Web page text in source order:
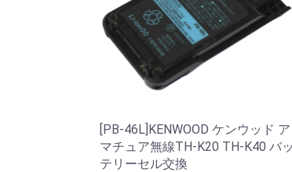
[PB-46L]KENWOOD ケンウッド ア
マチュア無線TH-K20 TH-K40 バッ
テリーセル交換